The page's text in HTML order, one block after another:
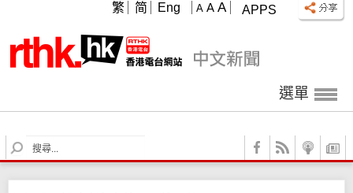
APPS
A A A
繁 简 Eng
選單
S
e